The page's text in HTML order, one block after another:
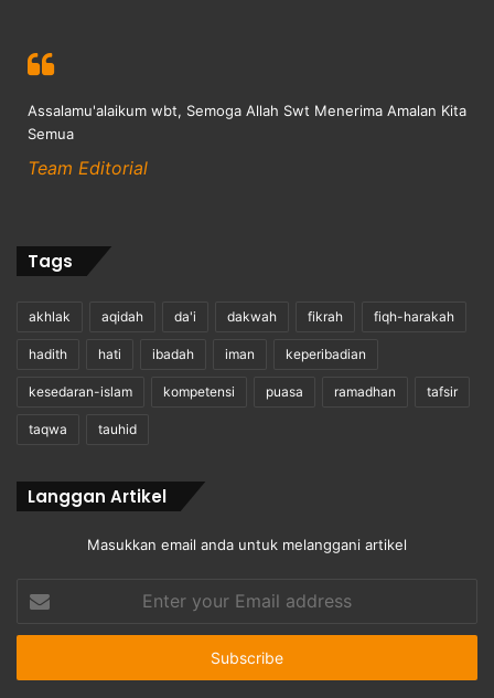
Assalamu'alaikum wbt, Semoga Allah Swt Menerima Amalan Kita
Semua
Team Editorial
Tags
akhlak aqidah da'i dakwah fikrah fiqh-harakah
hadith hati ibadah iman keperibadian
kesedaran-islam kompetensi puasa ramadhan tafsir
taqwa tauhid
Langgan Artikel
Masukkan email anda untuk melanggani artikel
your
Email